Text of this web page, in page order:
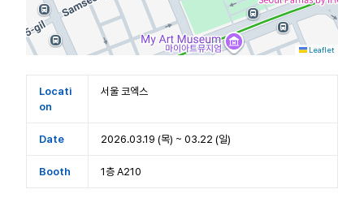
Leaflet
Locati
on
서울 코엑스
Date 2026.03.19 (목) ~ 03.22 (일)
Booth 1층 A210